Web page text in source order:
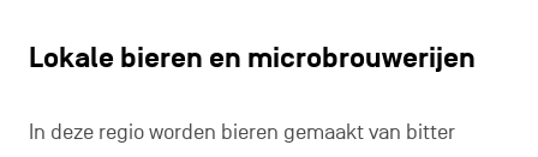
Lokale bieren en microbrouwerijen
In deze regio worden bieren gemaakt van bitter